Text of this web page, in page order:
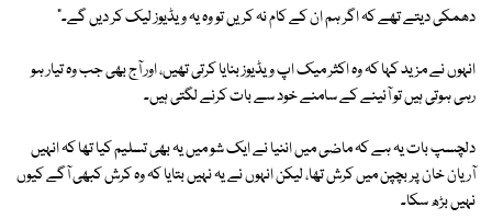
دھمکی دیتے تھے کہ اگر ہم ان کے کام نہ کریں تو وہ یہ ویڈیوز لیک کر دیں گے۔"
انہوں نے مزید کہا کہ وہ اکثر میک اپ ویڈیوز بنایا کرتی تھیں، اور آج بھی جب وہ تیار ہو
رہی ہوتی ہیں تو آئینے کے سامنے خود سے بات کرنے لگتی ہیں۔
دلچسپ بات یہ ہے کہ ماضی میں اننیا نے ایک شو میں یہ بھی تسلیم کیا تھا کہ انہیں
آریان خان پر بچپن میں کرش تھا، لیکن انہوں نے یہ نہیں بتایا کہ وہ کرش کبھی آگے کیوں
نہیں بڑھ سکا۔